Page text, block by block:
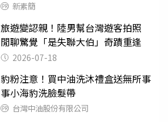
新素簡
旅遊變認親！陸男幫台灣遊客拍照
閒聊驚覺「是失聯大伯」奇蹟重逢
2026-07-18
豹粉注意！買中油洗沐禮盒送無所事
事小海豹洗臉髮帶
台灣中油股份有限公司